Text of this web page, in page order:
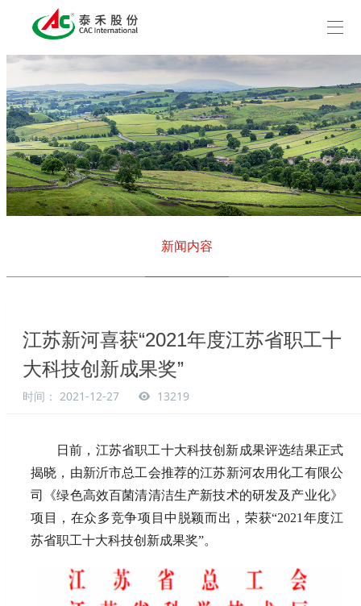
新闻内容
江苏新河喜获“2021年度江苏省职工十
大科技创新成果奖”
时间： 2021-12-27 13219
日前，江苏省职工十大科技创新成果评选结果正式
揭晓，由新沂市总工会推荐的江苏新河农用化工有限公
司《绿色高效百菌清清洁生产新技术的研发及产业化》
项目，在众多竞争项目中脱颖而出，荣获“2021年度江
苏省职工十大科技创新成果奖”。